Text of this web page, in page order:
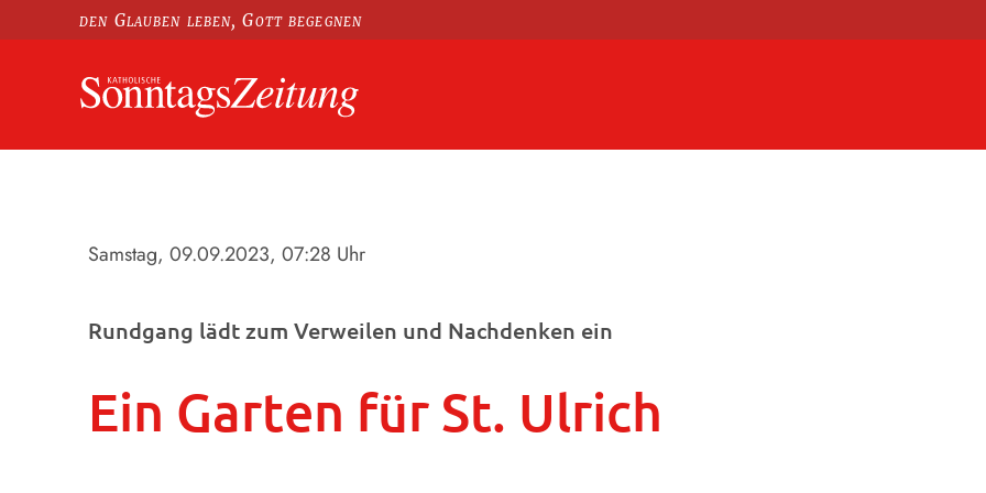
den Glauben leben, Gott begegnen
Samstag, 09.09.2023, 07:28 Uhr
Rundgang lädt zum Verweilen und Nachdenken ein
Ein Garten für St. Ulrich